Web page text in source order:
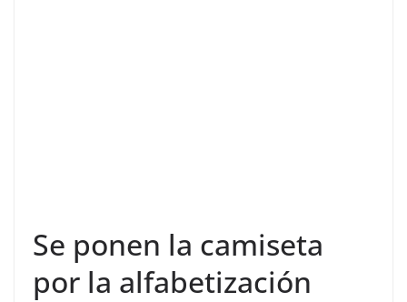
Se ponen la camiseta
por la alfabetización